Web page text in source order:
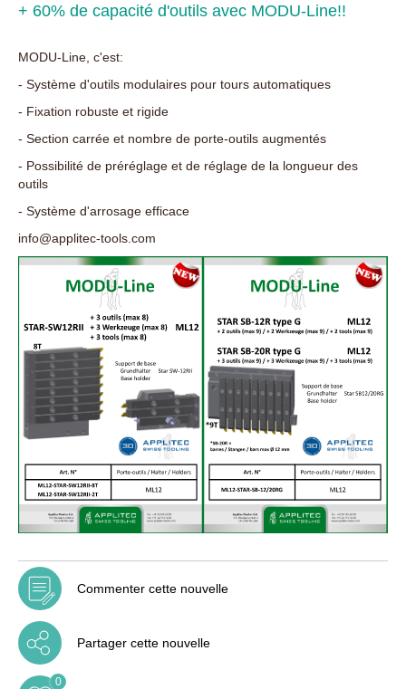
+ 60% de capacité d'outils avec MODU-Line!!
MODU-Line, c'est:
- Système d'outils modulaires pour tours automatiques
- Fixation robuste et rigide
- Section carrée et nombre de porte-outils augmentés
- Possibilité de préréglage et de réglage de la longueur des
outils
- Système d'arrosage efficace
info@applitec-tools.com
Commenter cette nouvelle
Partager cette nouvelle
0